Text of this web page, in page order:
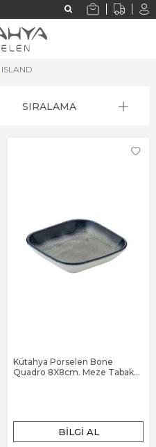
ISLAND
SIRALAMA
Kütahya Porselen Bone
Quadro 8X8cm. Meze Tabak
BILGI AL